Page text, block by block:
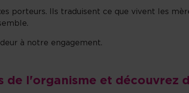
porteurs. Ils traduisent ce que vivent les
à notre engagement.
de l'organisme et découvrez